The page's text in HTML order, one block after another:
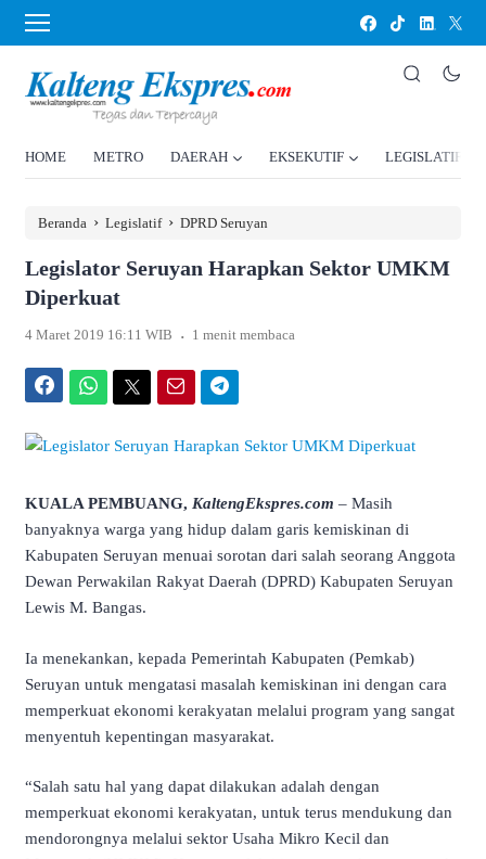
HOME METRO DAERAH EKSEKUTIF LEGISLATIF
Beranda › Legislatif › DPRD Seruyan
Legislator Seruyan Harapkan Sektor UMKM
Diperkuat
4 Maret 2019 16:11 WIB . 1 menit membaca
KUALA PEMBUANG, KaltengEkspres.com – Masih
banyaknya warga yang hidup dalam garis kemiskinan di
Kabupaten Seruyan menuai sorotan dari salah seorang Anggota
Dewan Perwakilan Rakyat Daerah (DPRD) Kabupaten Seruyan
Lewis M. Bangas.
Ia menekankan, kepada Pemerintah Kabupaten (Pemkab)
Seruyan untuk mengatasi masalah kemiskinan ini dengan cara
memperkuat ekonomi kerakyatan melalui program yang sangat
menyentuh kepentingan masyarakat.
“Salah satu hal yang dapat dilakukan adalah dengan
memperkuat ekonomi kerakyatan, untuk terus mendukung dan
mendorongnya melalui sektor Usaha Mikro Kecil dan